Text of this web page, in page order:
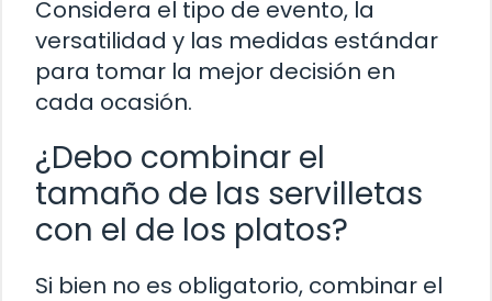
Considera el tipo de evento, la
versatilidad y las medidas estándar
para tomar la mejor decisión en
cada ocasión.
¿Debo combinar el
tamaño de las servilletas
con el de los platos?
Si bien no es obligatorio, combinar el